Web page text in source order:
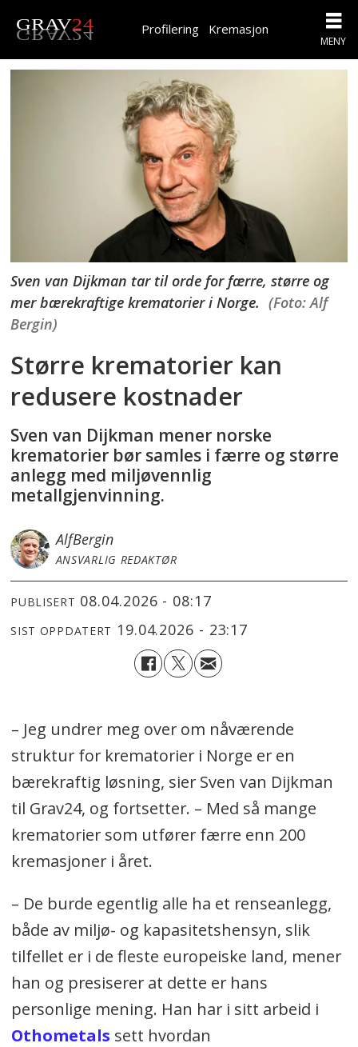
Profilering Kremasjon
Sven van Dijkman tar til orde for færre, større og
mer bærekraftige krematorier i Norge. (Foto: Alf
Bergin)
Større krematorier kan
redusere kostnader
Sven van Dijkman mener norske
krematorier bør samles i færre og større
anlegg med miljøvennlig
metallgjenvinning.
AlfBergin
ANSVARLIG REDAKTØR
PUBLISERT 08.04.2026 - 08:17
SIST OPPDATERT 19.04.2026 - 23:17
– Jeg undrer meg over om nåværende
struktur for krematorier i Norge er en
bærekraftig løsning, sier Sven van Dijkman
til Grav24, og fortsetter. – Med så mange
krematorier som utfører færre enn 200
kremasjoner i året.
– De burde egentlig alle ha et renseanlegg,
både av miljø- og kapasitetshensyn, slik
tilfellet er i de fleste europeiske land, mener
han og presiserer at dette er hans
personlige mening. Han har i sitt arbeid i
Othometals sett hvordan